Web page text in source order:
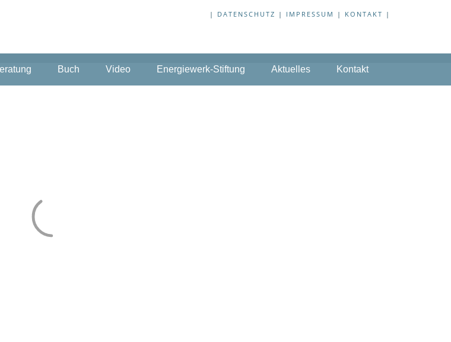
| DATENSCHUTZ | IMPRESSUM | KONTAKT |
Buch Video Energiewerk-Stiftung Aktuelles Kontakt